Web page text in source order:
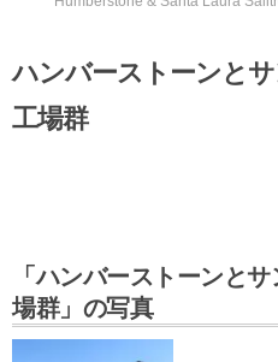
ハンバーストーンと
工場群
「ハンバーストーンと
場群」の写真